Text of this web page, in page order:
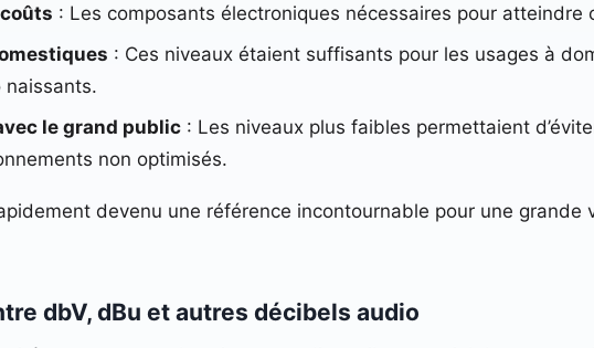
: Les composants électroniques nécessaires pour
: Ces niveaux étaient suffisants pour les usages à
naissants.
le grand public: Les niveaux plus faibles permettaient
non optimisés.
devenu une référence incontournable pour une grande
dbV, dBu et autres décibels audio